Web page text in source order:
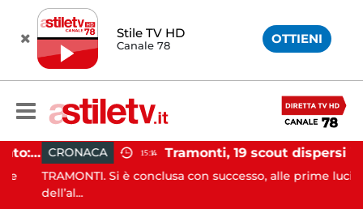
Stile TV HD
Canale 78 OTTIENI
Incidente agricolo nel Cilento: trattore si ribalta, muore 71enne CRONACA 15:14
TRAMONTI. Si è conclusa con successo, alle prime luci
dell’al...